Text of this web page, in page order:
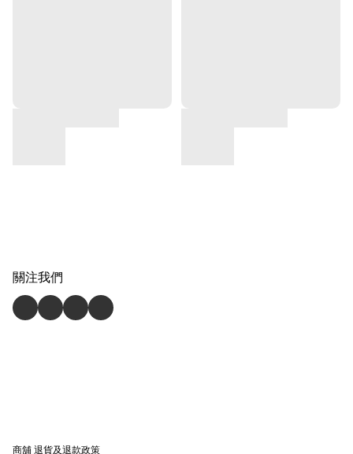
關注我們
商舖退貨及退款政策